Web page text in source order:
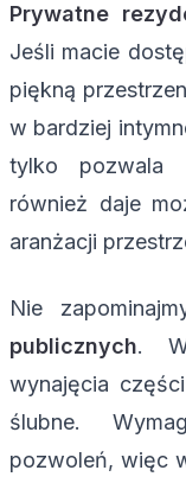
Prywatne
Jeśli macie
piękną
w bardziej
tylko pozwala
również daje
aranżacji
Nie
publicznych.
wynajęcia
ślubne.
pozwoleń, więc